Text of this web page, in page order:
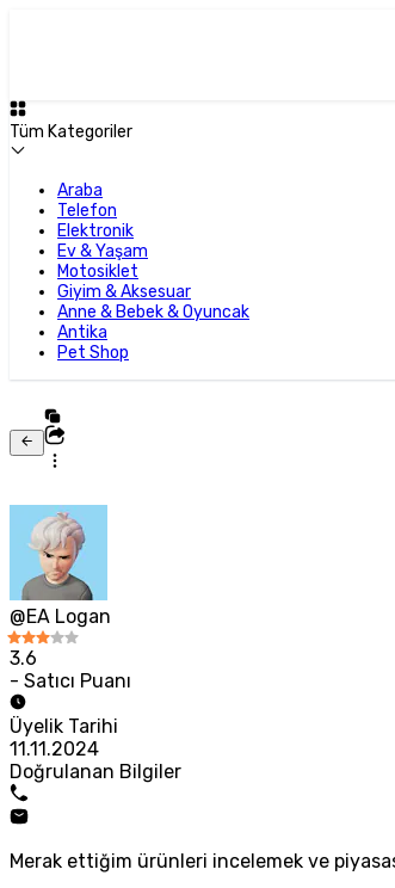
Tüm Kategoriler
Araba
Telefon
Elektronik
Ev & Yaşam
Motosiklet
Giyim & Aksesuar
Anne & Bebek & Oyuncak
Antika
Pet Shop
@EA Logan
3.6
- Satıcı Puanı
Üyelik Tarihi
11.11.2024
Doğrulanan Bilgiler
Merak ettiğim ürünleri incelemek ve